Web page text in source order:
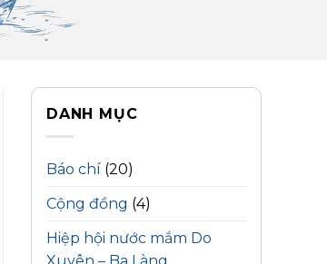
DANH MỤC
Báo chí (20)
Cộng đồng (4)
Hiệp hội nước mắm Do
Xuyên – Ba Làng